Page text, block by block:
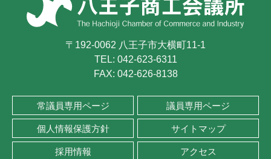
〒192-0062 八王子市大横町11-1
TEL: 042-623-6311
FAX: 042-626-8138
常議員専用ページ 議員専用ページ
個人情報保護方針 サイトマップ
採用情報 アクセス